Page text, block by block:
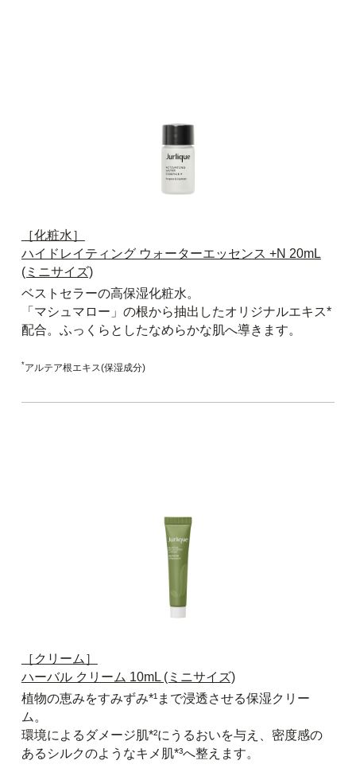
［化粧水］
ハイドレイティング ウォーターエッセンス +N 20mL
(ミニサイズ)
ベストセラーの高保湿化粧水。
「マシュマロー」の根から抽出したオリジナルエキス*
配合。ふっくらとしたなめらかな肌へ導きます。
*アルテア根エキス(保湿成分)
［クリーム］
ハーバル クリーム 10mL (ミニサイズ)
植物の恵みをすみずみ*¹まで浸透させる保湿クリー
ム。
環境によるダメージ肌*²にうるおいを与え、密度感の
あるシルクのようなキメ肌*³へ整えます。